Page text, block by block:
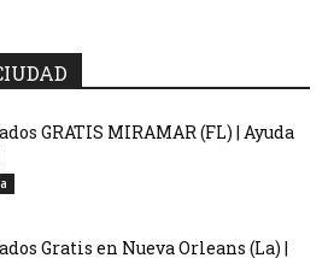
GRATIS MIRAMAR (FL) | Ayuda
Gratis en Nueva Orleans (La) |